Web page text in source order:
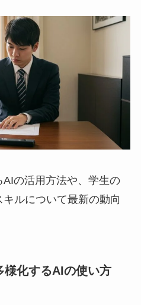
の活用方法や、学生の
ルについて最新の動向
様化するAIの使い方